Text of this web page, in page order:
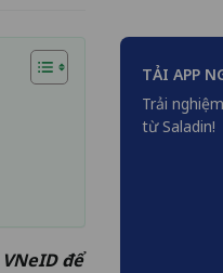
để
TẢI APP
Trải
từ Saladin!